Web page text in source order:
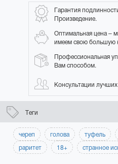
Гарантия
Произведение.
Оптимальная цена –
имеем свою большую
Профессиональная
Вам способом.
Консультации
Теги
череп голова туфель
раритет
18+ странное